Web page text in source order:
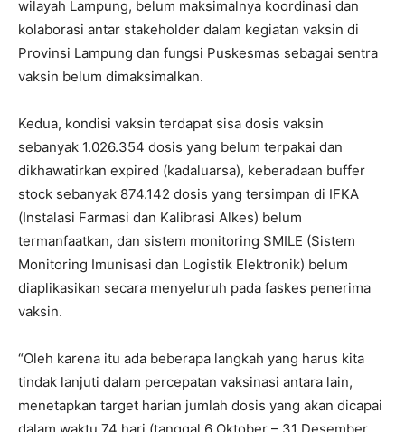
wilayah Lampung, belum maksimalnya koordinasi dan
kolaborasi antar stakeholder dalam kegiatan vaksin di
Provinsi Lampung dan fungsi Puskesmas sebagai sentra
vaksin belum dimaksimalkan.
Kedua, kondisi vaksin terdapat sisa dosis vaksin
sebanyak 1.026.354 dosis yang belum terpakai dan
dikhawatirkan expired (kadaluarsa), keberadaan buffer
stock sebanyak 874.142 dosis yang tersimpan di IFKA
(Instalasi Farmasi dan Kalibrasi Alkes) belum
termanfaatkan, dan sistem monitoring SMILE (Sistem
Monitoring Imunisasi dan Logistik Elektronik) belum
diaplikasikan secara menyeluruh pada faskes penerima
vaksin.
“Oleh karena itu ada beberapa langkah yang harus kita
tindak lanjuti dalam percepatan vaksinasi antara lain,
menetapkan target harian jumlah dosis yang akan dicapai